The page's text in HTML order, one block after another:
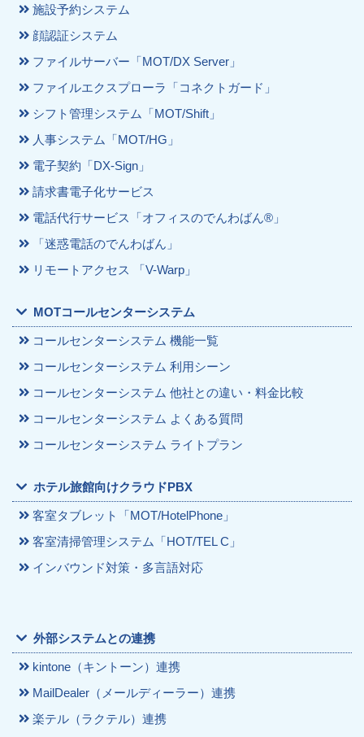
施設予約システム
顔認証システム
ファイルサーバー「MOT/DX Server」
ファイルエクスプローラ「コネクトガード」
シフト管理システム「MOT/Shift」
人事システム「MOT/HG」
電子契約「DX-Sign」
請求書電子化サービス
電話代行サービス「オフィスのでんわばん®」
「迷惑電話のでんわばん」
リモートアクセス 「V-Warp」
MOTコールセンターシステム
コールセンターシステム 機能一覧
コールセンターシステム 利用シーン
コールセンターシステム 他社との違い・料金比較
コールセンターシステム よくある質問
コールセンターシステム ライトプラン
ホテル旅館向けクラウドPBX
客室タブレット「MOT/HotelPhone」
客室清掃管理システム「HOT/TEL C」
インバウンド対策・多言語対応
外部システムとの連携
kintone（キントーン）連携
MailDealer（メールディーラー）連携
楽テル（ラクテル）連携